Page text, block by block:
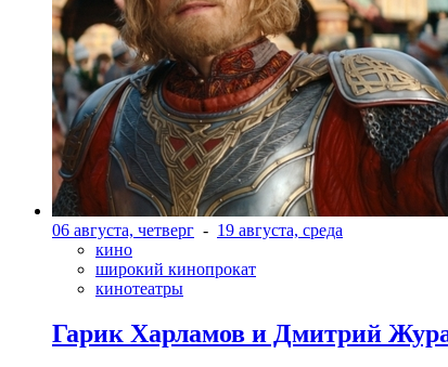
06 августа, четверг - 19 августа, среда
кино
широкий кинопрокат
кинотеатры
Гарик Харламов и Дмитрий